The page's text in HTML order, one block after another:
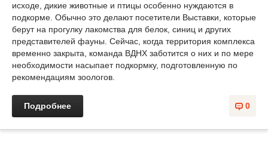
исходе, дикие животные и птицы особенно нуждаются в
подкорме. Обычно это делают посетители Выставки, которые
берут на прогулку лакомства для белок, синиц и других
представителей фауны. Сейчас, когда территория комплекса
временно закрыта, команда ВДНХ заботится о них и по мере
необходимости насыпает подкормку, подготовленную по
рекомендациям зоологов.
0
Подробнее